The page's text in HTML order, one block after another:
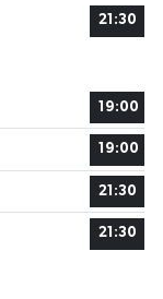
21:30
19:00
19:00
21:30
21:30